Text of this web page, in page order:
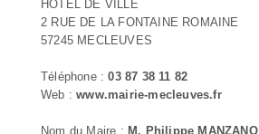
HOTEL DE VILLE
2 RUE DE LA FONTAINE ROMAINE
57245 MECLEUVES
Téléphone :03 87 38 11 82
Web :www.mairie-mecleuves.fr
Nom du Maire : M. Philippe MANZANO